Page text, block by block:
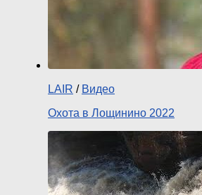
LAIR / Видео
Охота в Лощинино 2022